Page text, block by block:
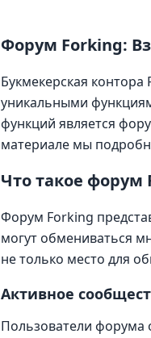
Форум Forking:
Букмекерская
уникальными
функций является
материале мы
Что такое форум
Форум Forking
могут обмениваться
не только место для
Активное
Пользователи форума